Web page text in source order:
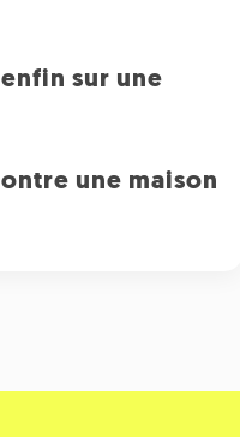
sur une
une maison